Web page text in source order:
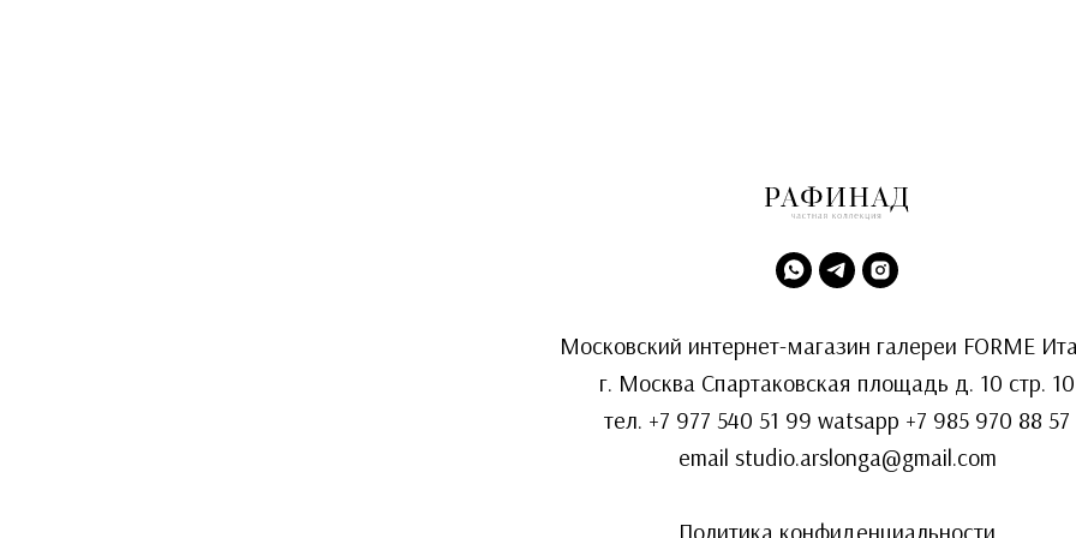
Московский интернет-магазин галереи FORME
г. Москва Спартаковская площадь д. 10 стр. 10
тел. +7 977 540 51 99 watsapp +7 985 970 88 57
email studio.arslonga@gmail.com
Политика конфиденциальности